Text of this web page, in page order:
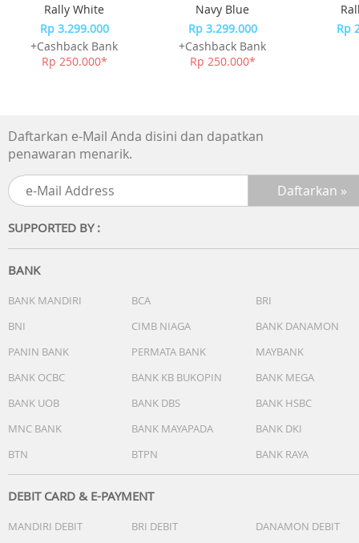
dengan aksesori cerdas baru kami.
Rally White
Rp 3.299.000
+Cashback Bank
Rp 250.000*
Navy Blue
Rp 3.299.000
+Cashback Bank
Rp 250.000*
Rp
Daftarkan e-Mail Anda disini dan dapatkan
penawaran menarik.
SUPPORTED BY :
BANK
BANK MANDIRI BCA
BRI
BNI
CIMB NIAGA
BANK DANAMON
PANIN BANK
PERMATA BANK
MAYBANK
BANK OCBC
BANK KB BUKOPIN
BANK MEGA
BANK UOB
BANK DBS
BANK HSBC
MNC BANK
BANK MAYAPADA
BANK DKI
BTN
BTPN BANK RAYA
DEBIT CARD & E-PAYMENT
MANDIRI DEBIT BRI DEBIT
DANAMON DEBIT